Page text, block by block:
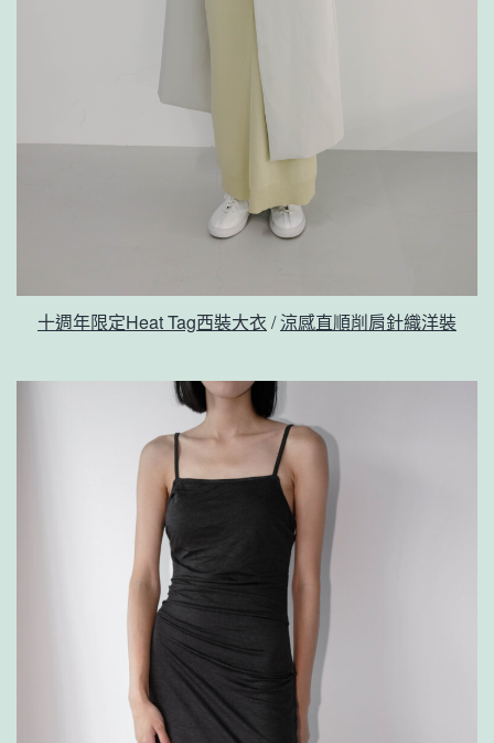
十週年限定Heat Tag西裝大衣 /涼感直順削肩針織洋裝